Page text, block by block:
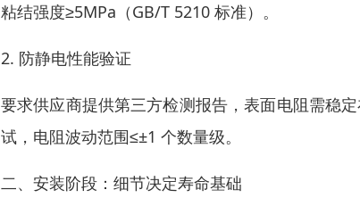
粘结强度≥5MPa（GB/T 5210 标准）。
2. 防静电性能验证
要求供应商提供第三方检测报告，表面电阻需稳
试，电阻波动范围≤±1 个数量级。
二、安装阶段：细节决定寿命基础